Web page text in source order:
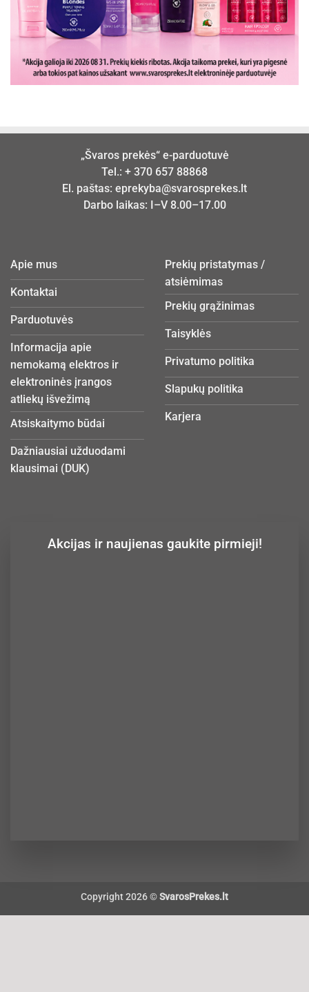
„Švaros prekės“ e-parduotuvė
Tel.: + 370 657 88868
El. paštas: eprekyba@svarosprekes.lt
Darbo laikas: I–V 8.00–17.00
Apie mus
Kontaktai
Parduotuvės
Informacija apie
nemokamą elektros ir
elektroninės įrangos
atliekų išvežimą
Atsiskaitymo būdai
Dažniausiai užduodami
klausimai (DUK)
Prekių pristatymas /
atsiėmimas
Prekių grąžinimas
Taisyklės
Privatumo politika
Slapukų politika
Karjera
Akcijas ir naujienas gaukite pirmieji!
Copyright 2026 ©SvarosPrekes.lt